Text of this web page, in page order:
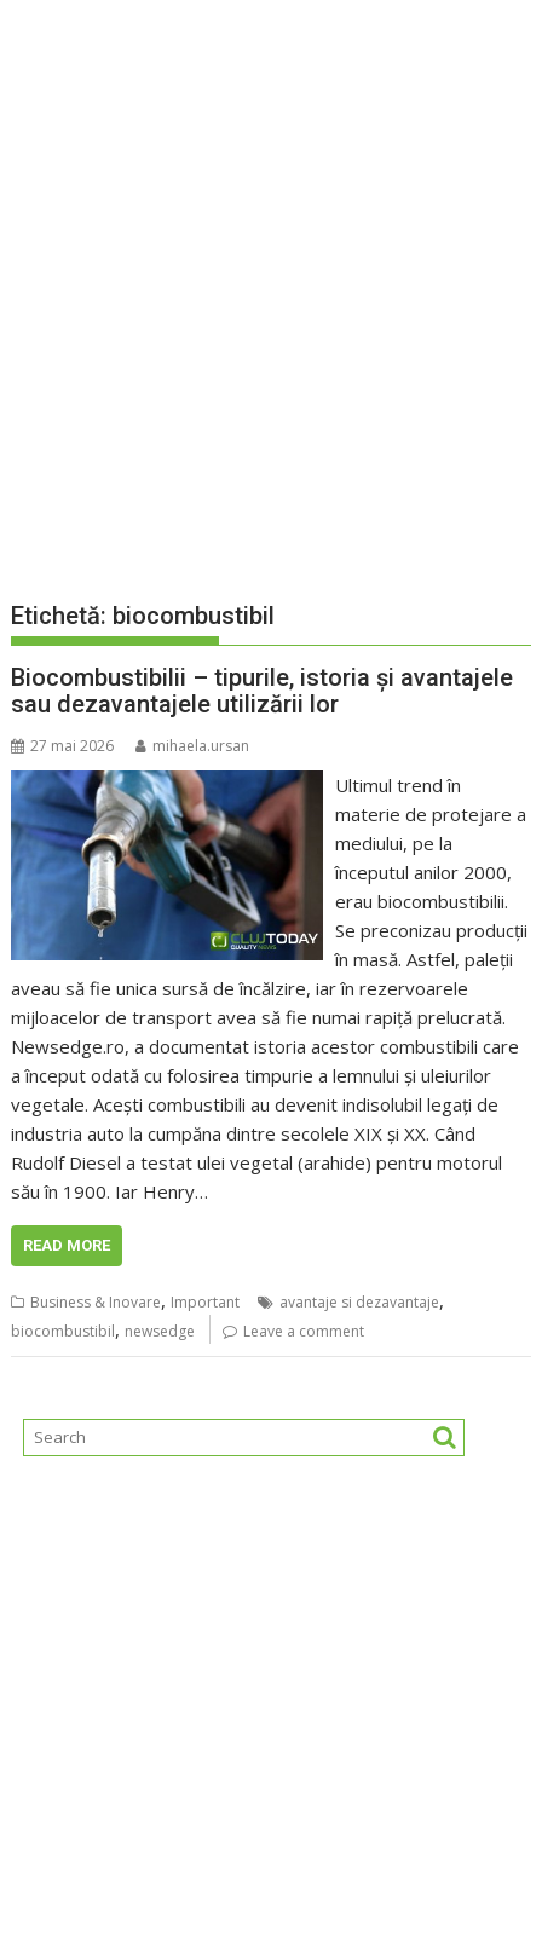
Etichetă: biocombustibil
Biocombustibilii – tipurile, istoria și avantajele
sau dezavantajele utilizării lor
27 mai 2026 mihaela.ursan
Ultimul trend în
materie de protejare a
mediului, pe la
începutul anilor 2000,
erau biocombustibilii.
Se preconizau producții
în masă. Astfel, paleții
aveau să fie unica sursă de încălzire, iar în rezervoarele
mijloacelor de transport avea să fie numai rapiță prelucrată.
Newsedge.ro, a documentat istoria acestor combustibili care
a început odată cu folosirea timpurie a lemnului și uleiurilor
vegetale. Acești combustibili au devenit indisolubil legați de
industria auto la cumpăna dintre secolele XIX și XX. Când
Rudolf Diesel a testat ulei vegetal (arahide) pentru motorul
său în 1900. Iar Henry…
READ MORE
Business & Inovare, Important avantaje si dezavantaje,
biocombustibil, newsedge Leave a comment